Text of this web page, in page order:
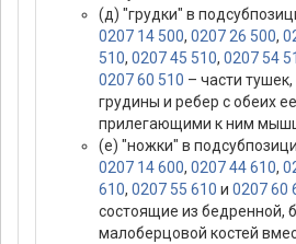
(д) "грудки" в
0207 14 500, 0207 26 500,
510, 0207 45 510, 0207 54
0207 60 510 – части
грудины и ребер с обеих
прилегающими к ним
(е) "ножки" в
0207 14 600, 0207 44 610,
610, 0207 55 610 и 0207 60
состоящие из бедренной,
малоберцовой костей